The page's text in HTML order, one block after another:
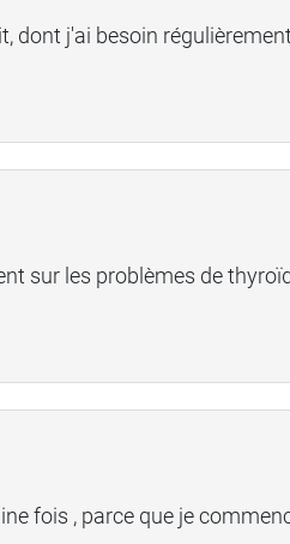
dont j'ai besoin
sur les problèmes de
fois , parce que je